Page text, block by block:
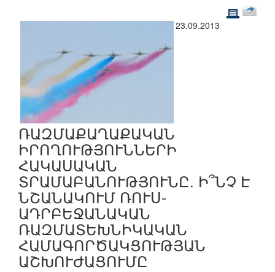
23.09.2013
ՌԱԶՄԱՔԱՂԱՔԱԿԱՆ
ԻՐՈՂՈՒԹՅՈՒՆՆԵՐԻ
ՀԱԿԱՍԱԿԱՆ
ՏՐԱՄԱԲԱՆՈՒԹՅՈՒՆԸ. Ի՞ՆՉ Է
ՆՇԱՆԱԿՈՒՄ ՌՈՒՍ-
ԱԴՐԲԵՋԱՆԱԿԱՆ
ՌԱԶՄԱՏԵԽՆԻԿԱԿԱՆ
ՀԱՄԱԳՈՐԾԱԿՑՈՒԹՅԱՆ
ԱՇԽՈՒԺԱՑՈՒՄԸ